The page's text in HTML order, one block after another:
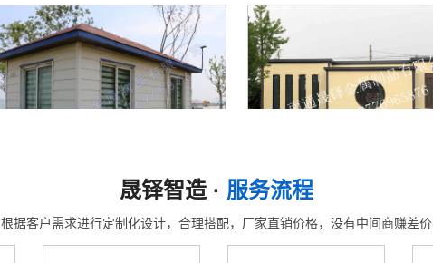
晟铎智造 · 服务流程
根据客户需求进行定制化设计，合理搭配，厂家直销价格，没有中间商赚差价